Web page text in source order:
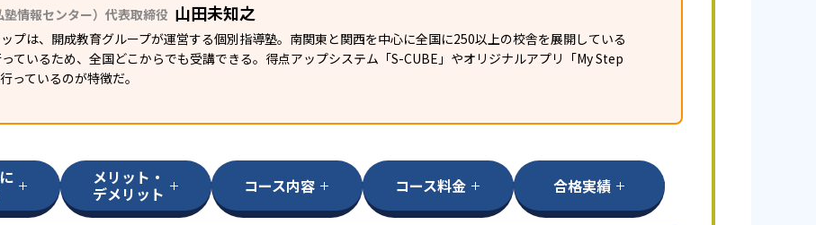
情報センター）代表取締役 山田未知之
プは、開成教育グループが運営する個別指導塾。南関東と関西を中心に全国に250以上の校舎を展開している
ているため、全国どこからでも受講できる。得点アップシステム「S-CUBE」やオリジナルアプリ「My Step
っているのが特徴だ。
メリット・
デメリット コース内容 コース料金 合格実績